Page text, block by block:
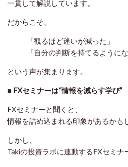
一貫して解説 しています。
だからこそ、
「観るほど迷いが減った」
「自分の判断を持てるようにな
という声が集まります。
■ FXセミナーは“情報を減らす学び”
FXセミナーと聞くと、
情報を詰め込まれる印象があるかも
しかし、
Takiの投資ラボに連動するFXセミナ